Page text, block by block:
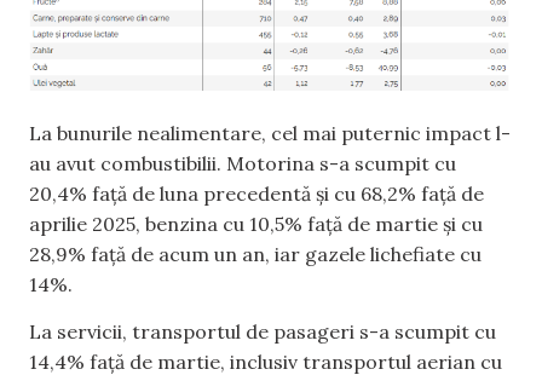
La bunurile nealimentare, cel mai puternic impact l-
au avut combustibilii. Motorina s-a scumpit cu
20,4% față de luna precedentă și cu 68,2% față de
aprilie 2025, benzina cu 10,5% față de martie și cu
28,9% față de acum un an, iar gazele lichefiate cu
14%.
La servicii, transportul de pasageri s-a scumpit cu
14,4% față de martie, inclusiv transportul aerian cu